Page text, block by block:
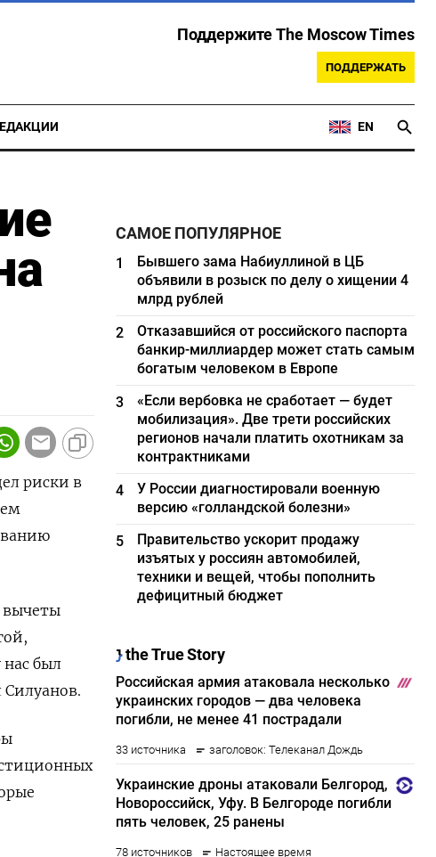
Поддержите The Moscow Times
ПОДДЕРЖАТЬ
EN
риски в
вычеты
был
САМОЕ ПОПУЛЯРНОЕ
1
Бывшего зама Набиуллиной в ЦБ
объявили в розыск по делу о хищении 4
млрд рублей
2
Отказавшийся от российского паспорта
банкир-миллиардер может стать самым
богатым человеком в Европе
3
«Если вербовка не сработает — будет
мобилизация». Две трети российских
регионов начали платить охотникам за
контрактниками
4
У России диагностировали военную
версию «голландской болезни»
5
Правительство ускорит продажу
изъятых у россиян автомобилей,
техники и вещей, чтобы пополнить
дефицитный бюджет